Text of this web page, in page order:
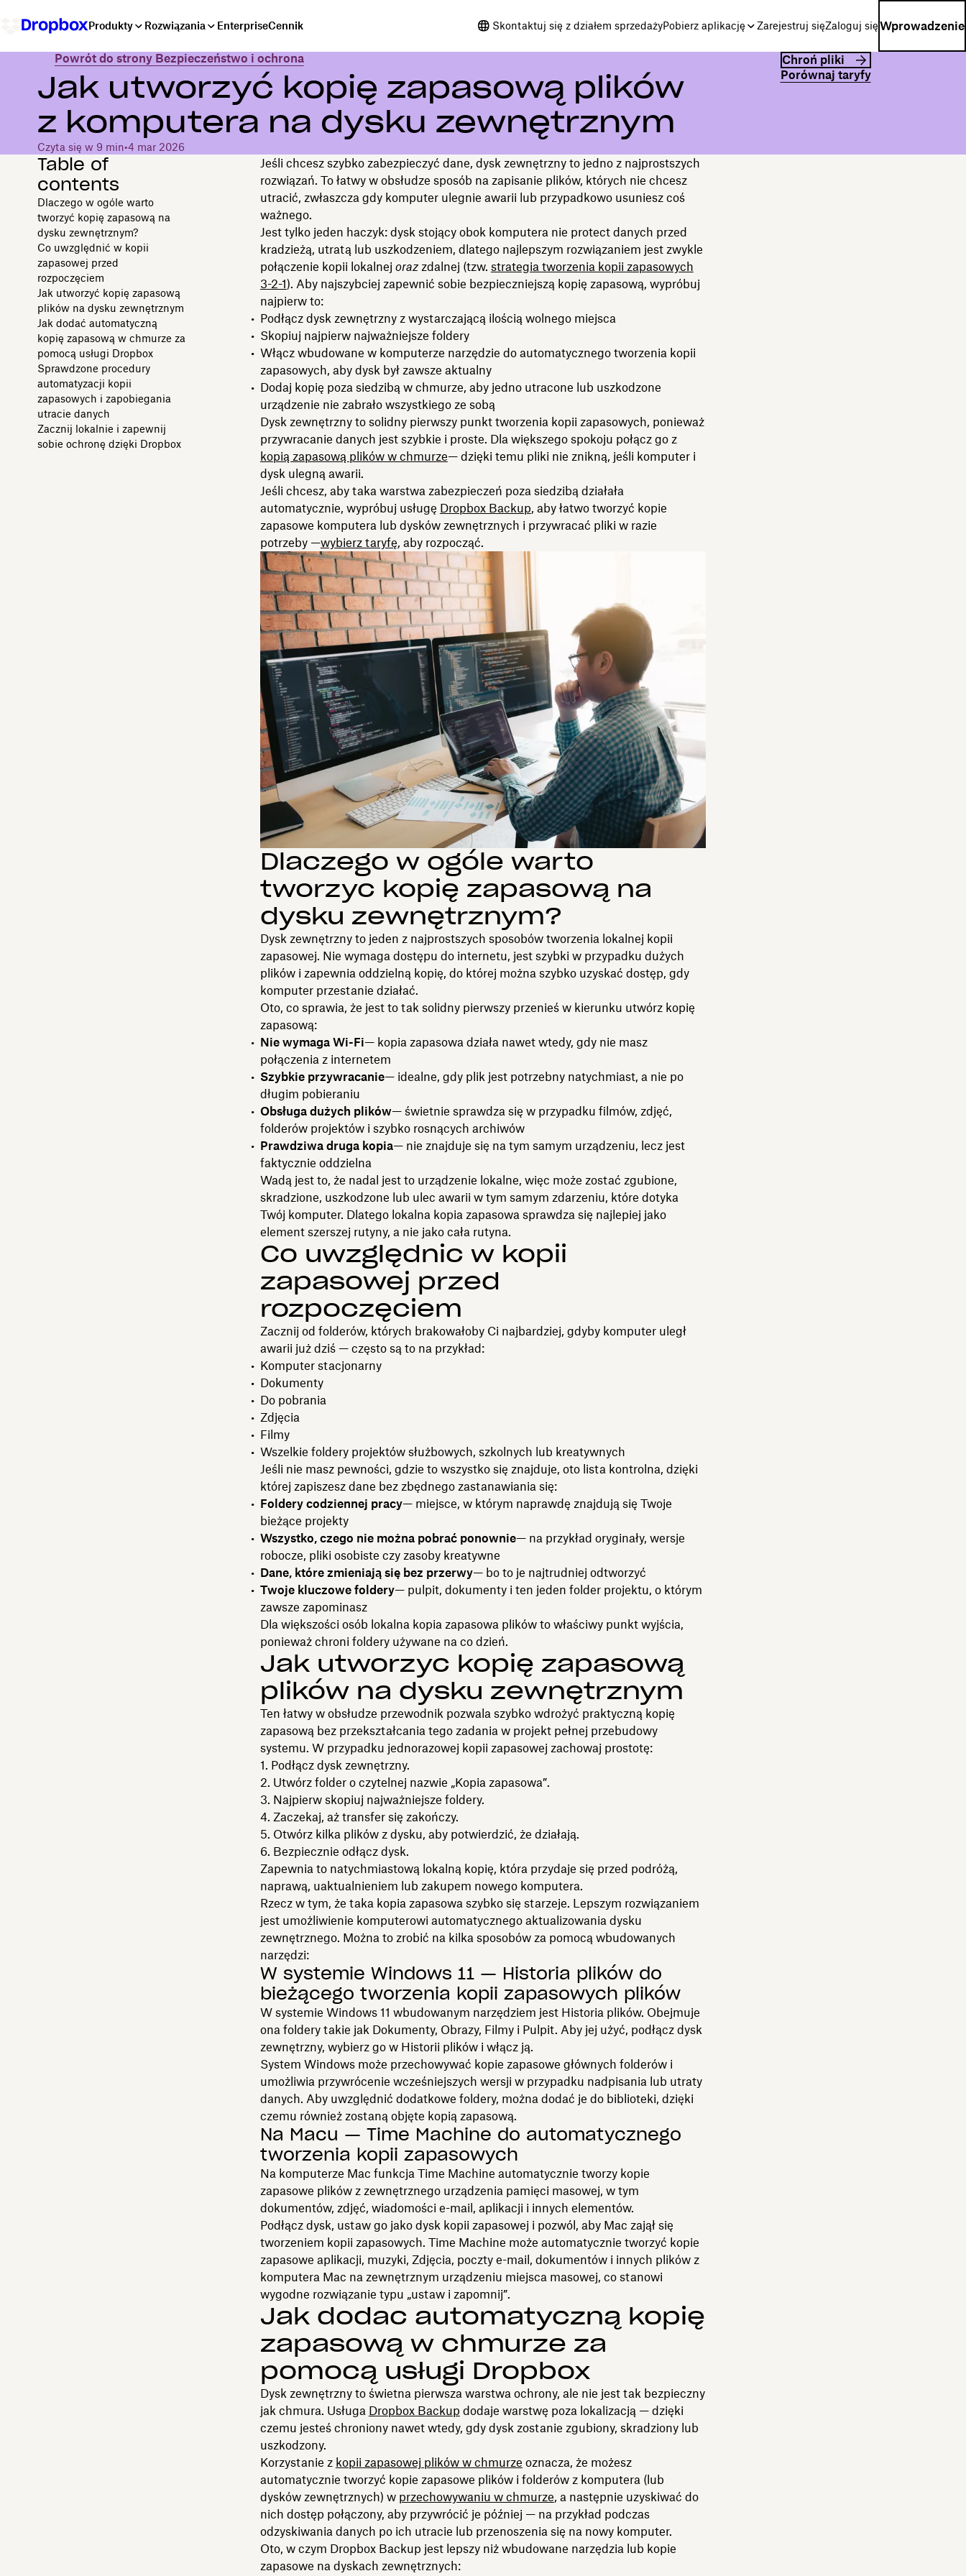
Produkty Rozwiązania EnterpriseCennik Skontaktuj się z działem sprzedażyPobierz aplikację Zarejestruj sięZaloguj sięWprowadzenie
Powrót do strony Bezpieczeństwo i ochrona
Jak utworzyć kopię zapasową plików
z komputera na dysku zewnętrznym
Czyta się w 9 min•4 mar 2026
Chroń pliki
Porównaj taryfy
Table of
contents
Dlaczego w ogóle warto
tworzyć kopię zapasową na
dysku zewnętrznym?
Co uwzględnić w kopii
zapasowej przed
rozpoczęciem
Jak utworzyć kopię zapasową
plików na dysku zewnętrznym
Jak dodać automatyczną
kopię zapasową w chmurze za
pomocą usługi Dropbox
Sprawdzone procedury
automatyzacji kopii
zapasowych i zapobiegania
utracie danych
Zacznij lokalnie i zapewnij
sobie ochronę dzięki Dropbox
Jeśli chcesz szybko zabezpieczyć dane, dysk zewnętrzny to jedno z najprostszych
rozwiązań. To łatwy w obsłudze sposób na zapisanie plików, których nie chcesz
utracić, zwłaszcza gdy komputer ulegnie awarii lub przypadkowo usuniesz coś
ważnego.
Jest tylko jeden haczyk: dysk stojący obok komputera nie protect danych przed
kradzieżą, utratą lub uszkodzeniem, dlatego najlepszym rozwiązaniem jest zwykle
połączenie kopii lokalnej orazzdalnej (tzw. strategia tworzenia kopii zapasowych
3-2-1). Aby najszybciej zapewnić sobie bezpieczniejszą kopię zapasową, wypróbuj
najpierw to:
Podłącz dysk zewnętrzny z wystarczającą ilością wolnego miejsca
Skopiuj najpierw najważniejsze foldery
Włącz wbudowane w komputerze narzędzie do automatycznego tworzenia kopii
zapasowych, aby dysk był zawsze aktualny
Dodaj kopię poza siedzibą w chmurze, aby jedno utracone lub uszkodzone
urządzenie nie zabrało wszystkiego ze sobą
Dysk zewnętrzny to solidny pierwszy punkt tworzenia kopii zapasowych, ponieważ
przywracanie danych jest szybkie i proste. Dla większego spokoju połącz go z
kopią zapasową plików w chmurze— dzięki temu pliki nie znikną, jeśli komputer i
dysk ulegną awarii.
Jeśli chcesz, aby taka warstwa zabezpieczeń poza siedzibą działała
automatycznie, wypróbuj usługę Dropbox Backup, aby łatwo tworzyć kopie
zapasowe komputera lub dysków zewnętrznych i przywracać pliki w razie
potrzeby —wybierz taryfę, aby rozpocząć.
Dlaczego w ogóle warto
tworzyć kopię zapasową na
dysku zewnętrznym?
Dysk zewnętrzny to jeden z najprostszych sposobów tworzenia lokalnej kopii
zapasowej. Nie wymaga dostępu do internetu, jest szybki w przypadku dużych
plików i zapewnia oddzielną kopię, do której można szybko uzyskać dostęp, gdy
komputer przestanie działać.
Oto, co sprawia, że jest to tak solidny pierwszy przenieś w kierunku utwórz kopię
zapasową:
Nie wymaga Wi-Fi— kopia zapasowa działa nawet wtedy, gdy nie masz
połączenia z internetem
Szybkie przywracanie— idealne, gdy plik jest potrzebny natychmiast, a nie po
długim pobieraniu
Obsługa dużych plików— świetnie sprawdza się w przypadku filmów, zdjęć,
folderów projektów i szybko rosnących archiwów
Prawdziwa druga kopia— nie znajduje się na tym samym urządzeniu, lecz jest
faktycznie oddzielna
Wadą jest to, że nadal jest to urządzenie lokalne, więc może zostać zgubione,
skradzione, uszkodzone lub ulec awarii w tym samym zdarzeniu, które dotyka
Twój komputer. Dlatego lokalna kopia zapasowa sprawdza się najlepiej jako
element szerszej rutyny, a nie jako cała rutyna.
Co uwzględnić w kopii
zapasowej przed
rozpoczęciem
Zacznij od folderów, których brakowałoby Ci najbardziej, gdyby komputer uległ
awarii już dziś — często są to na przykład:
Komputer stacjonarny
Dokumenty
Do pobrania
Zdjęcia
Filmy
Wszelkie foldery projektów służbowych, szkolnych lub kreatywnych
Jeśli nie masz pewności, gdzie to wszystko się znajduje, oto lista kontrolna, dzięki
której zapiszesz dane bez zbędnego zastanawiania się:
Foldery codziennej pracy— miejsce, w którym naprawdę znajdują się Twoje
bieżące projekty
Wszystko, czego nie można pobrać ponownie— na przykład oryginały, wersje
robocze, pliki osobiste czy zasoby kreatywne
Dane, które zmieniają się bez przerwy— bo to je najtrudniej odtworzyć
Twoje kluczowe foldery— pulpit, dokumenty i ten jeden folder projektu, o którym
zawsze zapominasz
Dla większości osób lokalna kopia zapasowa plików to właściwy punkt wyjścia,
ponieważ chroni foldery używane na co dzień.
Jak utworzyć kopię zapasową
plików na dysku zewnętrznym
Ten łatwy w obsłudze przewodnik pozwala szybko wdrożyć praktyczną kopię
zapasową bez przekształcania tego zadania w projekt pełnej przebudowy
systemu. W przypadku jednorazowej kopii zapasowej zachowaj prostotę:
Podłącz dysk zewnętrzny.
Utwórz folder o czytelnej nazwie „Kopia zapasowa”.
Najpierw skopiuj najważniejsze foldery.
Zaczekaj, aż transfer się zakończy.
Otwórz kilka plików z dysku, aby potwierdzić, że działają.
Bezpiecznie odłącz dysk.
Zapewnia to natychmiastową lokalną kopię, która przydaje się przed podróżą,
naprawą, uaktualnieniem lub zakupem nowego komputera.
Rzecz w tym, że taka kopia zapasowa szybko się starzeje. Lepszym rozwiązaniem
jest umożliwienie komputerowi automatycznego aktualizowania dysku
zewnętrznego. Można to zrobić na kilka sposobów za pomocą wbudowanych
narzędzi:
W systemie Windows 11 — Historia plików do
bieżącego tworzenia kopii zapasowych plików
W systemie Windows 11 wbudowanym narzędziem jest Historia plików. Obejmuje
ona foldery takie jak Dokumenty, Obrazy, Filmy i Pulpit. Aby jej użyć, podłącz dysk
zewnętrzny, wybierz go w Historii plików i włącz ją.
System Windows może przechowywać kopie zapasowe głównych folderów i
umożliwia przywrócenie wcześniejszych wersji w przypadku nadpisania lub utraty
danych. Aby uwzględnić dodatkowe foldery, można dodać je do biblioteki, dzięki
czemu również zostaną objęte kopią zapasową.
Na Macu — Time Machine do automatycznego
tworzenia kopii zapasowych
Na komputerze Mac funkcja Time Machine automatycznie tworzy kopie
zapasowe plików z zewnętrznego urządzenia pamięci masowej, w tym
dokumentów, zdjęć, wiadomości e-mail, aplikacji i innych elementów.
Podłącz dysk, ustaw go jako dysk kopii zapasowej i pozwól, aby Mac zajął się
tworzeniem kopii zapasowych. Time Machine może automatycznie tworzyć kopie
zapasowe aplikacji, muzyki, Zdjęcia, poczty e-mail, dokumentów i innych plików z
komputera Mac na zewnętrznym urządzeniu miejsca masowej, co stanowi
wygodne rozwiązanie typu „ustaw i zapomnij”.
Jak dodać automatyczną kopię
zapasową w chmurze za
pomocą usługi Dropbox
Dysk zewnętrzny to świetna pierwsza warstwa ochrony, ale nie jest tak bezpieczny
jak chmura. Usługa Dropbox Backup dodaje warstwę poza lokalizacją — dzięki
czemu jesteś chroniony nawet wtedy, gdy dysk zostanie zgubiony, skradziony lub
uszkodzony.
Korzystanie z kopii zapasowej plików w chmurze oznacza, że możesz
automatycznie tworzyć kopie zapasowe plików i folderów z komputera (lub
dysków zewnętrznych) w przechowywaniu w chmurze, a następnie uzyskiwać do
nich dostęp połączony, aby przywrócić je później — na przykład podczas
odzyskiwania danych po ich utracie lub przenoszenia się na nowy komputer.
Oto, w czym Dropbox Backup jest lepszy niż wbudowane narzędzia lub kopie
zapasowe na dyskach zewnętrznych: